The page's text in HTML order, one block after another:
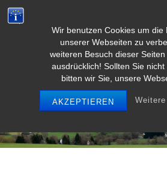
Wir benutzen Cookies um die
unserer Webseiten zu
weiteren Besuch dieser
ausdrücklich! Sollten Sie nicht
bitten wir Sie, unsere
AKZEPTIEREN
MENU